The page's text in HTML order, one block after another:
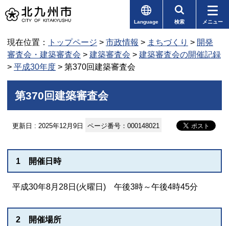
Language 検索 メニュー
現在位置： トップページ > 市政情報 > まちづくり > 開発
審査会・建築審査会 > 建築審査会 > 建築審査会の開催記録
> 平成30年度 > 第370回建築審査会
第370回建築審査会
更新日 : 2025年12月9日 ページ番号：000148021
1 開催日時
平成30年8月28日(火曜日) 午後3時～午後4時45分
2 開催場所